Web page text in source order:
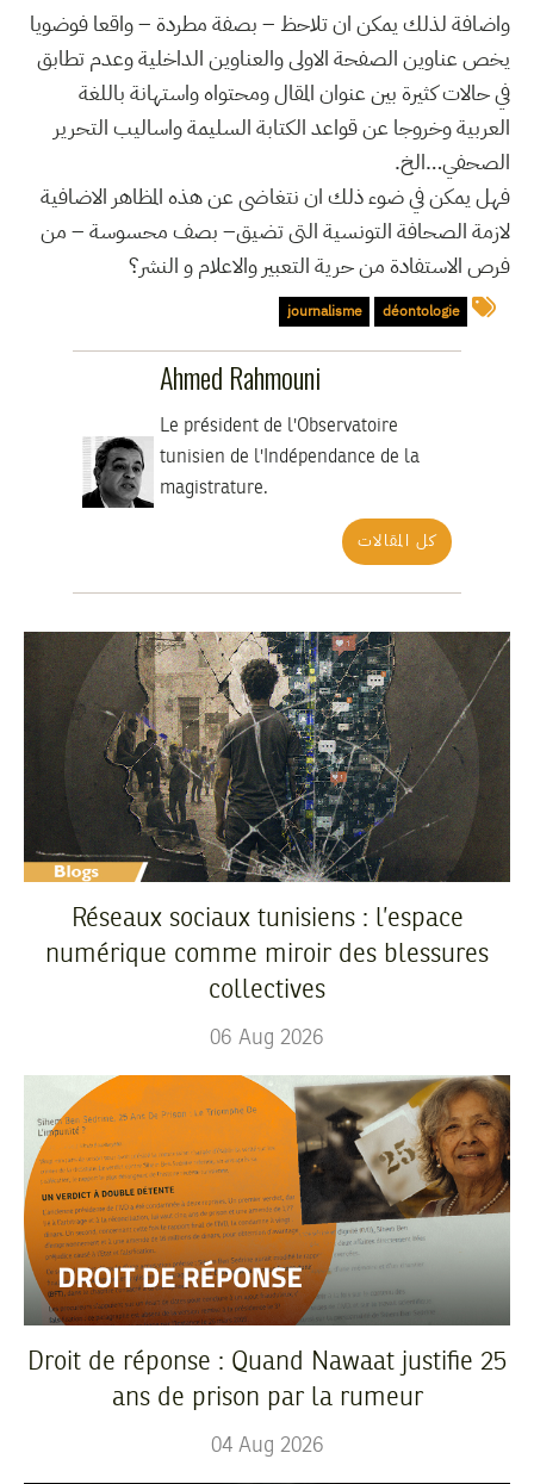
واضافة لذلك يمكن ان تلاحظ – بصفة مطردة – واقعا فوضويا
يخص عناوين الصفحة الاولى والعناوين الداخلية وعدم تطابق
في حالات كثيرة بين عنوان المقال ومحتواه واستهانة باللغة
العربية وخروجا عن قواعد الكتابة السليمة واساليب التحرير
الصحفي…الخ.
فهل يمكن في ضوء ذلك ان نتغاضى عن هذه المظاهر الاضافية
لازمة الصحافة التونسية التى تضيق– بصف محسوسة – من
فرص الاستفادة من حرية التعبير والاعلام و النشر؟
déontologie
journalisme
Ahmed Rahmouni
Le président de l'Observatoire
tunisien de l'Indépendance de la
magistrature.
كل المقالات
Réseaux sociaux tunisiens : l’espace
numérique comme miroir des blessures
collectives
06 Aug 2026
Droit de réponse : Quand Nawaat justifie 25
ans de prison par la rumeur
04 Aug 2026